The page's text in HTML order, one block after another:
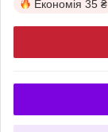
Економія 35 ₴